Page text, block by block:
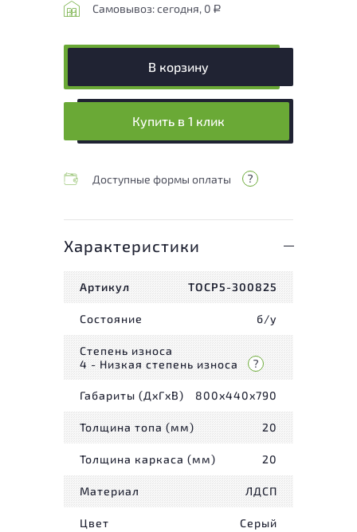
Самовывоз: сегодня, 0 Р
В корзину
Купить в 1 клик
Доступные формы оплаты
Характеристики
Артикул ТОСР5-300825
Состояние б/у
Степень износа
4 - Низкая степень износа
Габариты (ДxГxВ) 800x440x790
Толщина топа (мм) 20
Толщина каркаса (мм) 20
Материал ЛДСП
Цвет Серый